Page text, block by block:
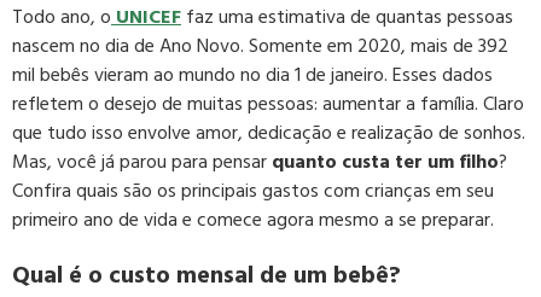
Todo ano, oUNICEFfaz uma estimativa de quantas pessoas
nascem no dia de Ano Novo. Somente em 2020, mais de 392
mil bebês vieram ao mundo no dia 1 de janeiro. Esses dados
refletem o desejo de muitas pessoas: aumentar a família. Claro
que tudo isso envolve amor, dedicação e realização de sonhos.
Mas, você já parou para pensarquanto custa ter um filho?
Confira quais são os principais gastos com crianças em seu
primeiro ano de vida e comece agora mesmo a se preparar.
Qual é o custo mensal de um bebê?